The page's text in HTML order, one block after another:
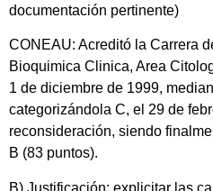
documentación pertinente)
CONEAU: Acreditó la Carrera
Bioquimica Clinica, Area
1 de diciembre de 1999,
categorizándola C, el 29 de
reconsideración, siendo
B (83 puntos).
B) Justificación: explicitar las